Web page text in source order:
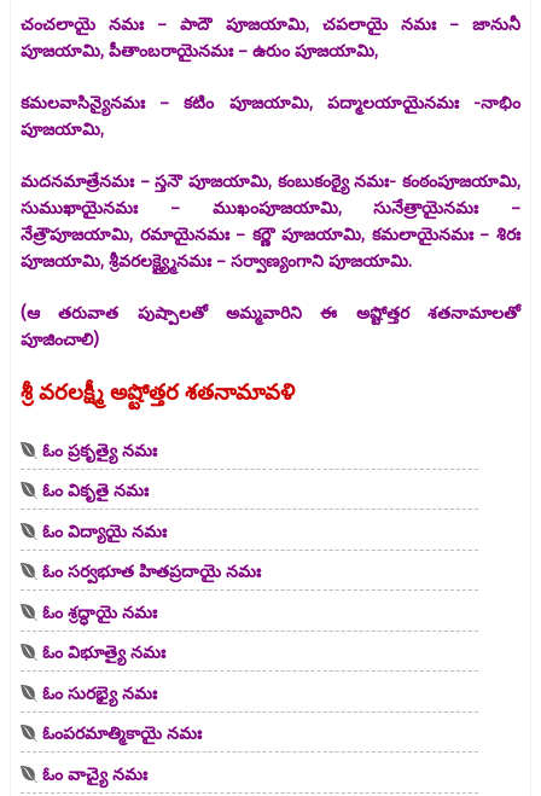
చంచలాయై నమః – పాదౌ పూజయామి, చపలాయై నమః – జానునీ
పూజయామి, పీతాంబరాయైనమః – ఉరుం పూజయామి,
కమలవాసిన్యైనమః – కటిం పూజయామి, పద్మాలయాయైనమః -నాభిం
పూజయామి,
మదనమాత్రేనమః – స్తనౌ పూజయామి, కంబుకంఠ్యై నమః- కంఠంపూజయామి,
సుముఖాయైనమః – ముఖంపూజయామి, సునేత్రాయైనమః –
నేత్రౌపూజయామి, రమాయైనమః – కర్ణౌ పూజయామి, కమలాయైనమః – శిరః
పూజయామి, శ్రీవరలక్ష్య్మైనమః – సర్వాణ్యంగాని పూజయామి.
(ఆ తరువాత పుష్పాలతో అమ్మవారిని ఈ అష్టోత్తర శతనామాలతో
పూజించాలి)
శ్రీ వరలక్ష్మీ అష్టోత్తర శతనామావళి
ఓం ప్రకృత్యై నమః
ఓం వికృతై నమః
ఓం విద్యాయై నమః
ఓం సర్వభూత హితప్రదాయై నమః
ఓం శ్రద్ధాయై నమః
ఓం విభూత్యై నమః
ఓం సురభ్యై నమః
ఓంపరమాత్మికాయై నమః
ఓం వాచ్యై నమః